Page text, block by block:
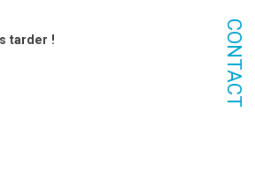
CONTACT
tarder !